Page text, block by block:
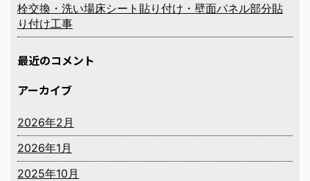
栓交換・洗い場床シート貼り付け・壁面パネル部分貼
り付け工事
最近のコメント
アーカイブ
2026年2月
2026年1月
2025年10月